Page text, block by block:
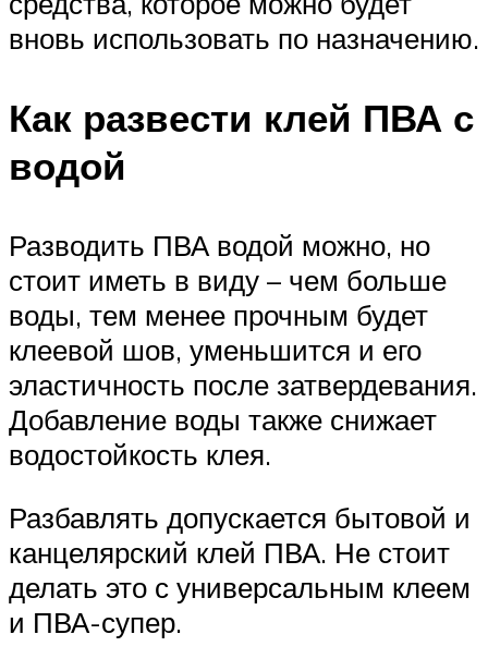
вновь использовать по назначению.
Как развести клей ПВА с
водой
Разводить ПВА водой можно, но
стоит иметь в виду – чем больше
воды, тем менее прочным будет
клеевой шов, уменьшится и его
эластичность после затвердевания.
Добавление воды также снижает
водостойкость клея.
Разбавлять допускается бытовой и
канцелярский клей ПВА. Не стоит
делать это с универсальным клеем
и ПВА-супер.